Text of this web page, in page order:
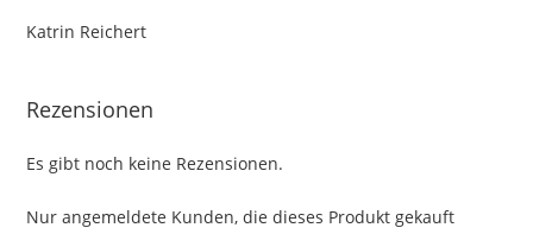
Katrin Reichert
Rezensionen
Es gibt noch keine Rezensionen.
Nur angemeldete Kunden, die dieses Produkt gekauft